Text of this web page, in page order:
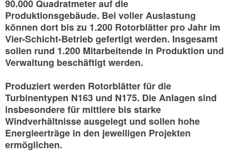
90.000 Quadratmeter auf die
Produktionsgebäude. Bei voller Auslastung
können dort bis zu 1.200 Rotorblätter pro Jahr im
Vier-Schicht-Betrieb gefertigt werden. Insgesamt
sollen rund 1.200 Mitarbeitende in Produktion und
Verwaltung beschäftigt werden.
Produziert werden Rotorblätter für die
Turbinentypen N163 und N175. Die Anlagen sind
insbesondere für mittlere bis starke
Windverhältnisse ausgelegt und sollen hohe
Energieerträge in den jeweiligen Projekten
ermöglichen.